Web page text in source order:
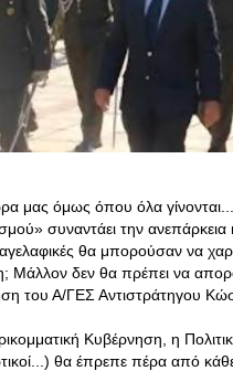
μας όμως όπου όλα
συναντάει την
θα μπορούσαν να
Μάλλον δεν θα πρέπει να
του Α/ΓΕΣ Αντιστράτηγου
Κυβέρνηση, η
θα έπρεπε πέρα από